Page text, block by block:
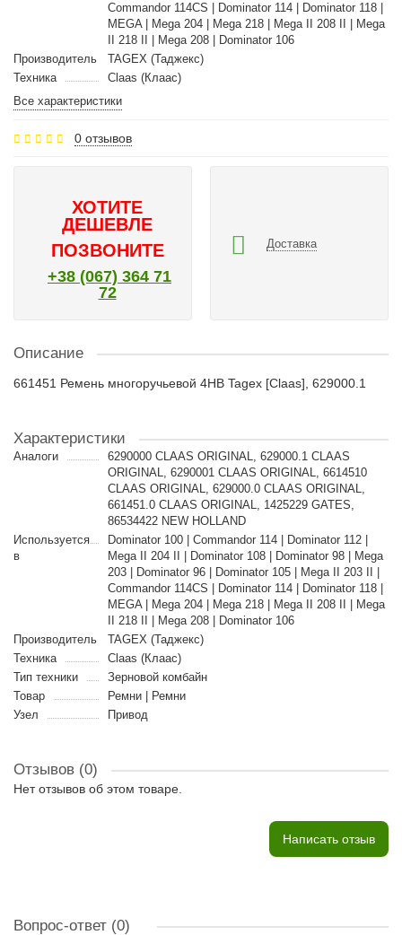
Commandor 114CS | Dominator 114 | Dominator 118 |
MEGA | Mega 204 | Mega 218 | Mega II 208 II | Mega
II 218 II | Mega 208 | Dominator 106
Производитель
TAGEX (Таджекс)
Техника
Claas (Клаас)
Все характеристики
0 отзывов
ХОТИТЕ
ДЕШЕВЛЕ
ПОЗВОНИТЕ
+38 (067) 364 71
72
Доставка
Описание
661451 Ремень многоручьевой 4HB Tagex [Claas], 629000.1
Характеристики
Аналоги
6290000 CLAAS ORIGINAL, 629000.1 CLAAS
ORIGINAL, 6290001 CLAAS ORIGINAL, 6614510
CLAAS ORIGINAL, 629000.0 CLAAS ORIGINAL,
661451.0 CLAAS ORIGINAL, 1425229 GATES,
86534422 NEW HOLLAND
Используется
в
Dominator 100 | Commandor 114 | Dominator 112 |
Mega II 204 II | Dominator 108 | Dominator 98 | Mega
203 | Dominator 96 | Dominator 105 | Mega II 203 II |
Commandor 114CS | Dominator 114 | Dominator 118 |
MEGA | Mega 204 | Mega 218 | Mega II 208 II | Mega
II 218 II | Mega 208 | Dominator 106
Производитель
TAGEX (Таджекс)
Техника
Claas (Клаас)
Тип техники
Зерновой комбайн
Товар
Ремни | Ремни
Узел
Привод
Отзывов (0)
Нет отзывов об этом товаре.
Написать отзыв
Вопрос-ответ (0)